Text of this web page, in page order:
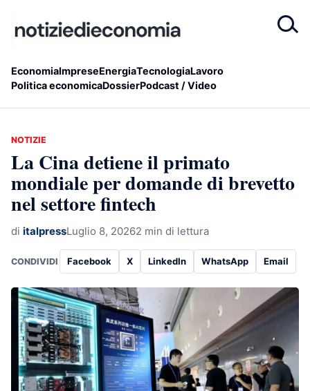
EconomiaImpreseEnergiaTecnologiaLavoro
Politica economicaDossierPodcast / Video
NOTIZIE
La Cina detiene il primato
mondiale per domande di brevetto
nel settore fintech
di italpressLuglio 8, 20262 min di lettura
CONDIVIDI Facebook X LinkedIn WhatsApp Email